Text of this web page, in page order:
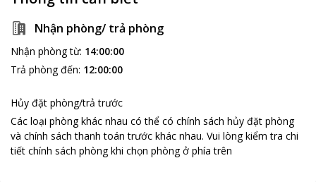
Nhận phòng/ trả phòng
Nhận phòng từ: 14:00:00
Trả phòng đến: 12:00:00
Hủy đặt phòng/trả trước
Các loại phòng khác nhau có thể có chính sách hủy đặt phòng
và chính sách thanh toán trước khác nhau. Vui lòng kiểm tra chi
tiết chính sách phòng khi chọn phòng ở phía trên